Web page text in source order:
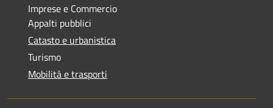
Imprese e Commercio
Appalti pubblici
Catasto e urbanistica
Turismo
Mobilità e trasporti